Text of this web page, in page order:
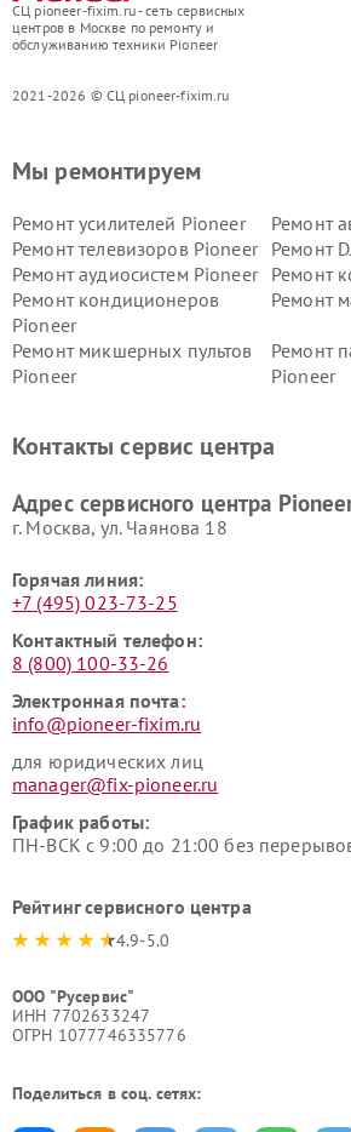
СЦ pioneer-fixim.ru - сеть сервисных
центров в Москве по ремонту и
обслуживанию техники Pioneer
2021-2026 © СЦ pioneer-fixim.ru
Мы ремонтируем
Ремонт усилителей Pioneer
Ремонт
Ремонт телевизоров Pioneer
Ремонт
Ремонт аудиосистем Pioneer
Ремонт
Ремонт кондиционеров
Pioneer
Ремонт
Ремонт микшерных пультов
Pioneer
Ремонт
Pioneer
Контакты сервис центра
Адрес сервисного центра
г. Москва, ул. Чаянова 18
Горячая линия:
+7 (495) 023-73-25
Контактный телефон:
8 (800) 100-33-26
Электронная почта:
info@pioneer-fixim.ru
для юридических лиц
manager@fix-pioneer.ru
График работы:
ПН-ВСК с 9:00 до 21:00 без
Рейтинг сервисного центра
4.9-5.0
ООО "Русервис"
ИНН 7702633247
ОГРН 1077746335776
Поделиться в соц. сетях: